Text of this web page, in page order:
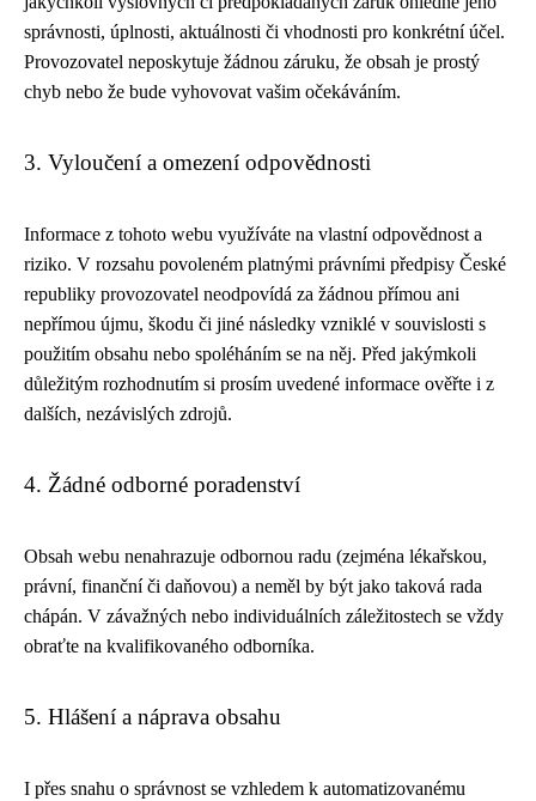
správnosti, úplnosti, aktuálnosti či vhodnosti pro konkrétní účel.
Provozovatel neposkytuje žádnou záruku, že obsah je prostý
chyb nebo že bude vyhovovat vašim očekáváním.
3. Vyloučení a omezení odpovědnosti
Informace z tohoto webu využíváte na vlastní odpovědnost a
riziko. V rozsahu povoleném platnými právními předpisy České
republiky provozovatel neodpovídá za žádnou přímou ani
nepřímou újmu, škodu či jiné následky vzniklé v souvislosti s
použitím obsahu nebo spoléháním se na něj. Před jakýmkoli
důležitým rozhodnutím si prosím uvedené informace ověřte i z
dalších, nezávislých zdrojů.
4. Žádné odborné poradenství
Obsah webu nenahrazuje odbornou radu (zejména lékařskou,
právní, finanční či daňovou) a neměl by být jako taková rada
chápán. V závažných nebo individuálních záležitostech se vždy
obraťte na kvalifikovaného odborníka.
5. Hlášení a náprava obsahu
I přes snahu o správnost se vzhledem k automatizovanému